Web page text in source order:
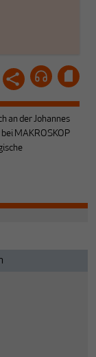
an der Johannes
MAKROSKOP